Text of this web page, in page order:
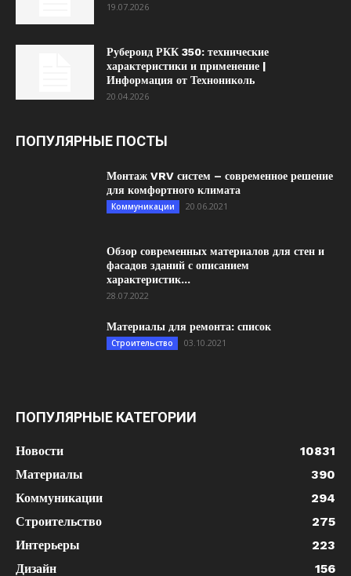
19.07.2026
Рубероид РКК 350: технические
характеристики и применение |
Информация от Технониколь
20.04.2026
ПОПУЛЯРНЫЕ ПОСТЫ
Монтаж VRV систем – современное решение
для комфортного климата
Коммуникации 20.06.2021
Обзор современных материалов для стен и
фасадов зданий с описанием
характеристик...
28.07.2022
Материалы для ремонта: список
Строительство 03.10.2021
ПОПУЛЯРНЫЕ КАТЕГОРИИ
Новости
10831
Материалы
390
Коммуникации
294
Строительство
275
Интерьеры
223
Дизайн
156